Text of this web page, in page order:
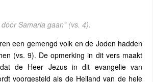
Samaria gaan”(vs. 4).
een gemengd volk en de Joden hadden
(vs. 9). De opmerking in dit vers maakt
de Heer Jezus in dit evangelie van
voorgesteld als de Heiland van de hele